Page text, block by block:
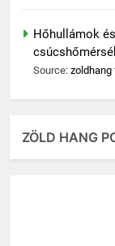
Hőhullámok
Source: zoldhang
ZÖLD HANG